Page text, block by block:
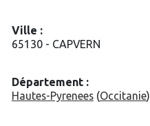
Ville :
65130 - CAPVERN
Département :
Hautes-Pyrenees(Occitanie)